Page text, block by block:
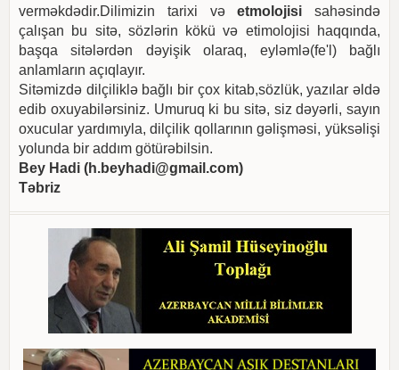
verməkdədir.Dilimizin tarixi vəetmolojisi sahəsində
çalışan bu sitə, sözlərin kökü və etimolojisi haqqında,
başqa sitələrdən dəyişik olaraq, eyləmlə(fe'l) bağlı
anlamların açıqlayır.
Sitəmizdə dilçiliklə bağlı bir çox kitab,sözlük, yazılar əldə
edib oxuyabilərsiniz. Umuruq ki bu sitə, siz dəyərli, sayın
oxucular yardımıyla, dilçilik qollarının gəlişməsi, yüksəlişi
yolunda bir addım götürəbilsin.
Bey Hadi (h.beyhadi@gmail.com)
Təbriz